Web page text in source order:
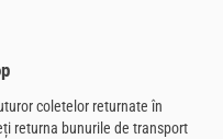
coletelor returnate în
returna bunurile de transport